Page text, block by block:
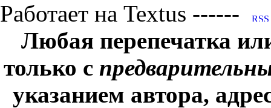
Работает на Textus ------
Любая перепечатка
только с
указанием автора,